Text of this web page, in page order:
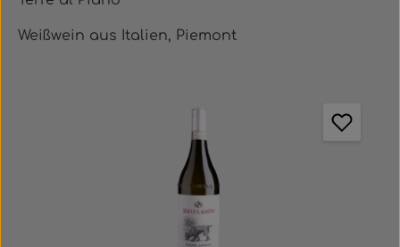
Weißwein aus Italien, Piemont